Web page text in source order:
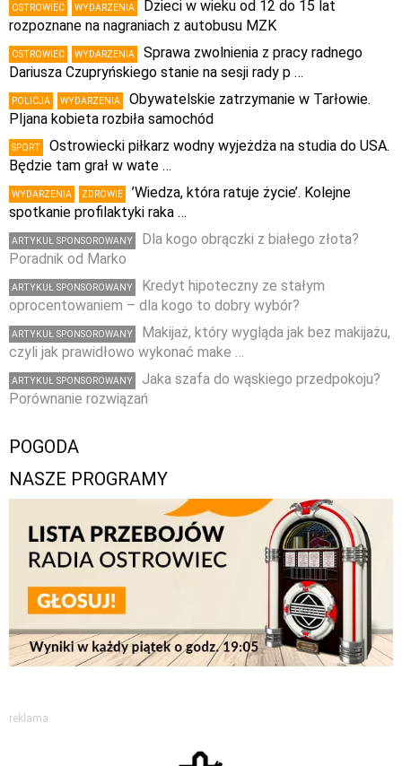
OSTROWIEC WYDARZENIA
Dzieci w wieku od 12 do 15 lat
rozpoznane na nagraniach z autobusu MZK
OSTROWIEC WYDARZENIA
Sprawa zwolnienia z pracy radnego
Dariusza Czupryńskiego stanie na sesji rady p …
POLICJA WYDARZENIA
Obywatelskie zatrzymanie w Tarłowie.
PIjana kobieta rozbiła samochód
SPORT
Ostrowiecki piłkarz wodny wyjeżdża na studia do USA.
Będzie tam grał w wate …
WYDARZENIA ZDROWIE
’Wiedza, która ratuje życie’. Kolejne
spotkanie profilaktyki raka …
ARTYKUŁ SPONSOROWANY
Dla kogo obrączki z białego złota?
Poradnik od Marko
ARTYKUŁ SPONSOROWANY
Kredyt hipoteczny ze stałym
oprocentowaniem – dla kogo to dobry wybór?
ARTYKUŁ SPONSOROWANY
Makijaż, który wygląda jak bez makijażu,
czyli jak prawidłowo wykonać make …
ARTYKUŁ SPONSOROWANY
Jaka szafa do wąskiego przedpokoju?
Porównanie rozwiązań
POGODA
NASZE PROGRAMY
reklama